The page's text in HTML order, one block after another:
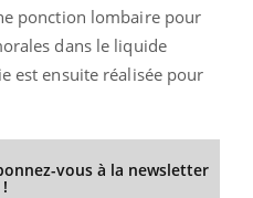
ponction lombaire pour
dans le liquide
est ensuite réalisée pour
vous à la newsletter
!